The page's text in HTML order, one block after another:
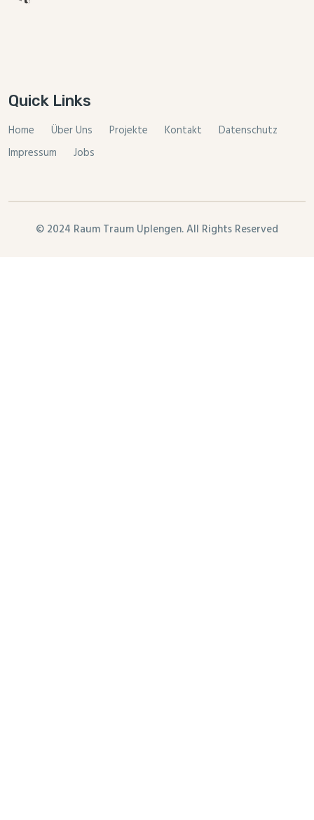
Quick Links
Home Über Uns Projekte Kontakt
Datenschutz
Impressum
Jobs
© 2024 Raum Traum Uplengen. All Rights Reserved